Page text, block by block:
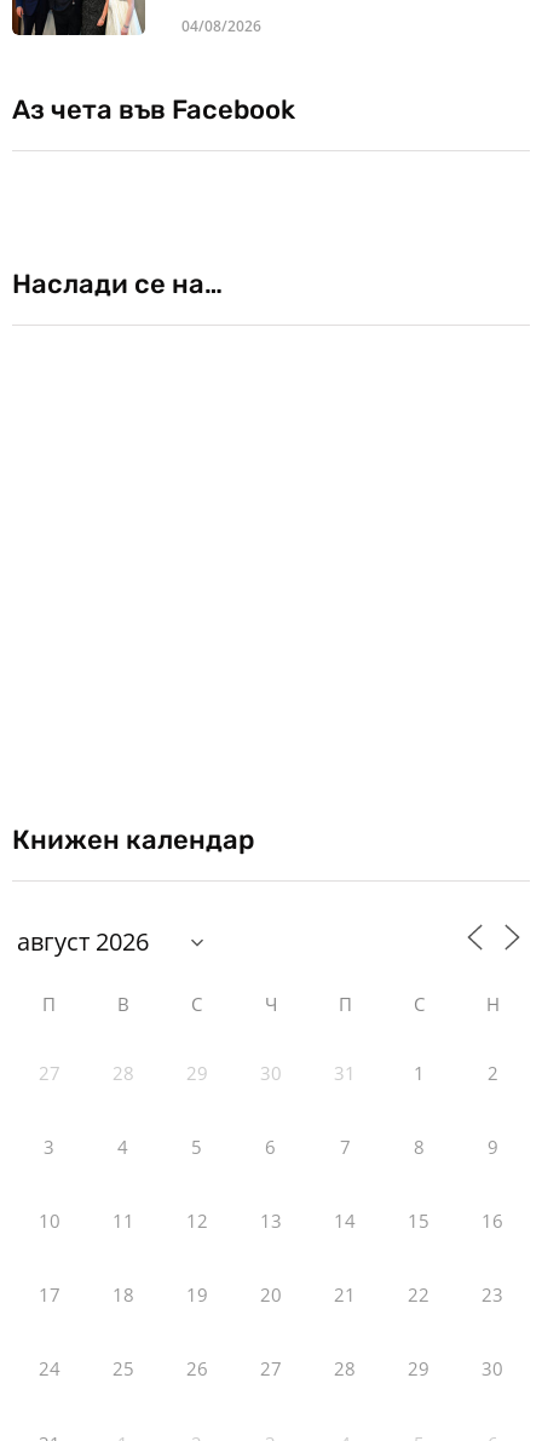
04/08/2026
Аз чета във Facebook
Наслади се на…
Книжен календар
П В С Ч П С Н
27 28 29 30 31 1 2
3 4 5 6 7 8 9
10 11 12 13 14 15 16
17 18 19 20 21 22 23
24 25 26 27 28 29 30